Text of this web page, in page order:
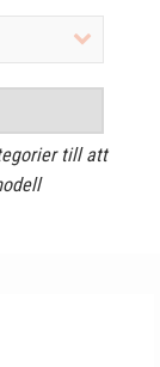
till att